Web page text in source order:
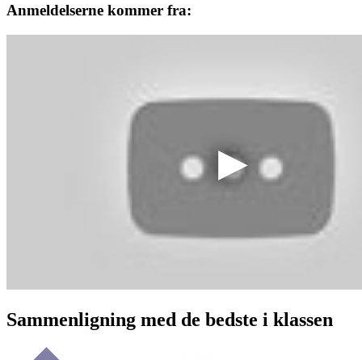
Anmeldelserne kommer fra:
Sammenligning med de bedste i klassen